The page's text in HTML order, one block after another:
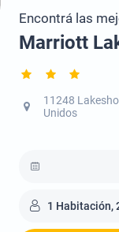
Encontrá las
Marriott
11248
Unidos
1 Habitación,